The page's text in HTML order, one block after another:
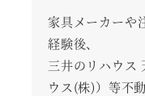
家具メーカーや
経験後、
三井のリハウス
ウス(株)）等不